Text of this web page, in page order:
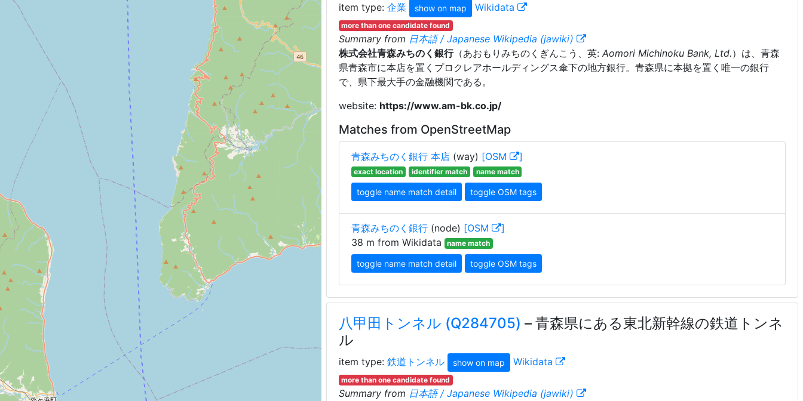
item type: 企業 show on map Wikidata
more than one candidate found
Summary from 日本語 / Japanese Wikipedia (jawiki)
株式会社青森みちのく銀行（あおもりみちのくぎんこう、英: Aomori Michinoku Bank, Ltd.）は、青森
県青森市に本店を置くプロクレアホールディングス傘下の地方銀行。青森県に本拠を置く唯一の銀行
で、県下最大手の金融機関である。
website: https://www.am-bk.co.jp/
Matches from OpenStreetMap
青森みちのく銀行 本店(way) [OSM ]
exact location identifier match name match
toggle name match detail toggle OSM tags
青森みちのく銀行(node) [OSM
]
38 m from Wikidata
name match
toggle name match detail toggle OSM tags
八甲田トンネル (Q284705) – 青森県にある東北新幹線の鉄道トンネ
ル
item type: 鉄道トンネル show on map Wikidata
more than one candidate found
Summary from 日本語 / Japanese Wikipedia (jawiki)